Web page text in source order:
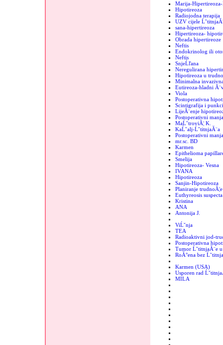
Marija-
Hipotireoza
Radiojodna terapija
UZV cijele
sana-hipertireoza
Hipertireoza-
Obrada hipertireoze
Neftis
Endokrinolog ili
Neftis
SnjeĹľana
Neregulirana
Hipotireoza u
Minimalna
Eutireoza-hladni
Viola
Postoperativna
Scintigrafija i
LijeĂ¨enje
Postoperativni
MaĹˇtroviĂ¦ K.
KaĹˇalj-ĹˇtitnjaĂ¨a
Postoperativni
mr.sc. BD
Karmen
Epithelioma
Smelija
Hipotireoza- Vesna
IVANA
Hipotireoza
Sanjin-Hipotireoza
Planiranje trudnoĂ¦e
Euthyreosis suspecta
Kristina
ANA
Antonija J.
ViĹˇnja
TEA
Radioaktivni jod-
Postoperativna
Tumor ĹˇtitnjaĂ¨e
RoĂ°ena bez
Karmen (USA)
Usporen rad
MILA